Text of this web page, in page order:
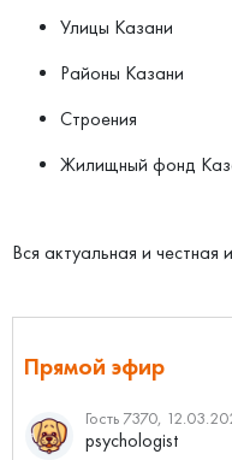
Улицы Казани
Районы Казани
Строения
Жилищный фонд
Вся актуальная и
Прямой эфир
psychologist